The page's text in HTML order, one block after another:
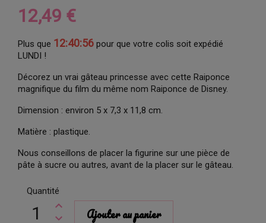
12,49 €
Plus que 12:40:56 pour que votre colis soit expédié
LUNDI !
Décorez un vrai gâteau princesse avec cette Raiponce
magnifique du film du même nom Raiponce de Disney.
Dimension : environ 5 x 7,3 x 11,8 cm.
Matière : plastique.
Nous conseillons de placer la figurine sur une pièce de
pâte à sucre ou autres, avant de la placer sur le gâteau.
Quantité
Ajouter au panier